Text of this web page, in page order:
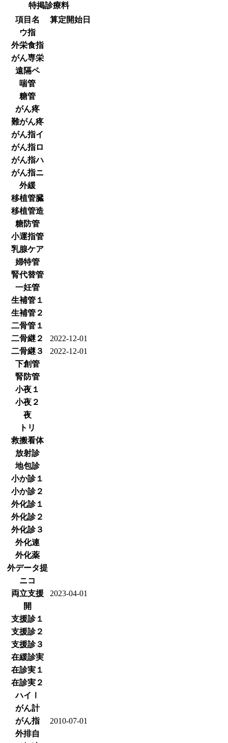
特掲診療料
項目名
算定開始日
ウ指
外栄食指
がん専栄
遠隔ペ
喘管
糖管
がん疼
難がん疼
がん指イ
がん指ロ
がん指ハ
がん指ニ
外緩
移植管臓
移植管造
糖防管
小運指管
乳腺ケア
婦特管
腎代替管
一妊管
生補管１
生補管２
二骨管１
二骨継２
2022-12-01
二骨継３
2022-12-01
下創管
腎防管
小夜１
小夜２
夜
トリ
救搬看体
放射診
地包診
小か診１
小か診２
外化診１
外化診２
外化診３
外化連
外化薬
外データ提
ニコ
両立支援
2023-04-01
開
支援診１
支援診２
支援診３
在緩診実
在診実１
在診実２
ハイⅠ
がん計
がん指
2010-07-01
外排自